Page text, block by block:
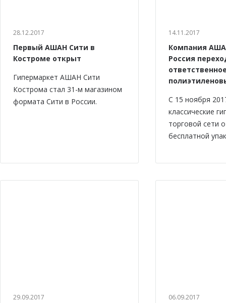
28.12.2017
Первый АШАН Сити в
Костроме открыт
Гипермаркет АШАН Сити
Кострома стал 31-м магазином
формата Сити в России.
14.11.2017
Компания
Россия
С 15 ноября
классические
торговой сети
бесплатной
29.09.2017 06.09.2017